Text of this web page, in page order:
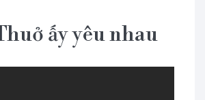
ấy yêu nhau